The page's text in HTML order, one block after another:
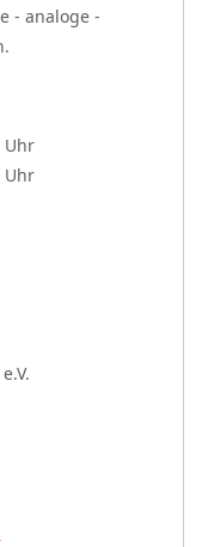
- analoge -
Uhr
Uhr